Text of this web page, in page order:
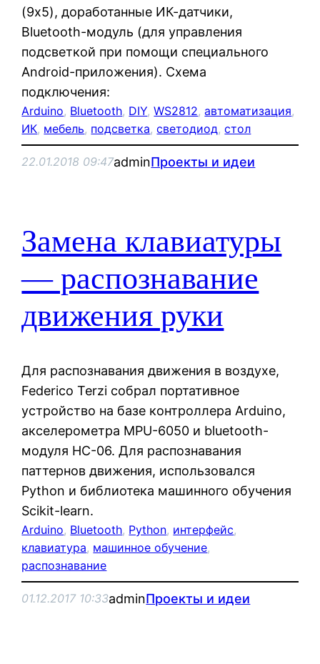
(9х5), доработанные ИК-датчики,
Bluetooth-модуль (для управления
подсветкой при помощи специального
Android-приложения). Схема
подключения:
Arduino, Bluetooth, DIY, WS2812, автоматизация
ИК, мебель, подсветка, светодиод, стол
22.01.2018 09:47adminПроекты и идеи
Замена клавиатуры
— распознавание
движения руки
Для распознавания движения в воздухе,
Federico Terzi собрал портативное
устройство на базе контроллера Arduino,
акселерометра MPU-6050 и bluetooth-
модуля HC-06. Для распознавания
паттернов движения, использовался
Python и библиотека машинного обучения
Scikit-learn.
Arduino, Bluetooth, Python, интерфейс
клавиатура, машинное обучение
распознавание
01.12.2017 10:33adminПроекты и идеи